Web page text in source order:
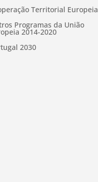
Territorial Europeia
Programas da União
2014-2020
2030